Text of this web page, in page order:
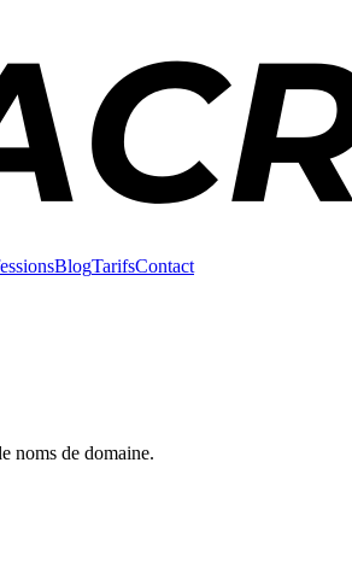
BlogTarifsContact
noms de domaine.